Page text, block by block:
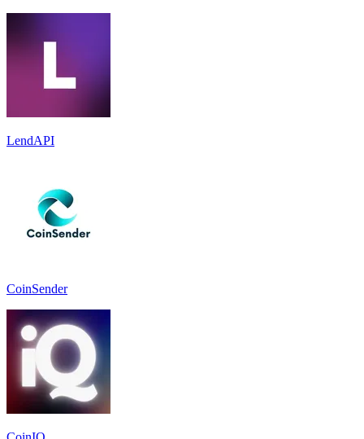
LendAPI
CoinSender